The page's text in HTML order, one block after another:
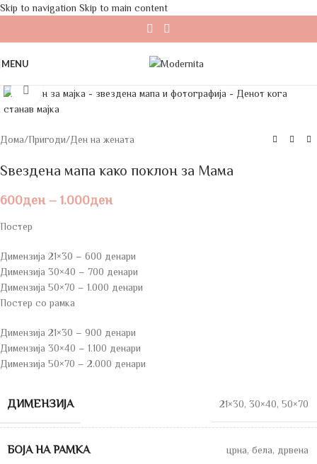
Skip to navigation Skip to main content
MENU
Click to enlarge
Дома/Пригоди/Ден на жената
Ѕвездена мапа како поклон за Мама
600ден– 1.000ден
Постер
Димензија 21×30 – 600 денари
Димензија 30×40 – 700 денари
Димензија 50×70 – 1.000 денари
Постер со рамка
Димензија 21×30 – 900 денари
Димензија 30×40 – 1.100 денари
Димензија 50×70 – 2.000 денари
ДИМЕНЗИЈА 21×30, 30×40, 50×70
БОЈА НА РАМКА црна, бела, дрвена